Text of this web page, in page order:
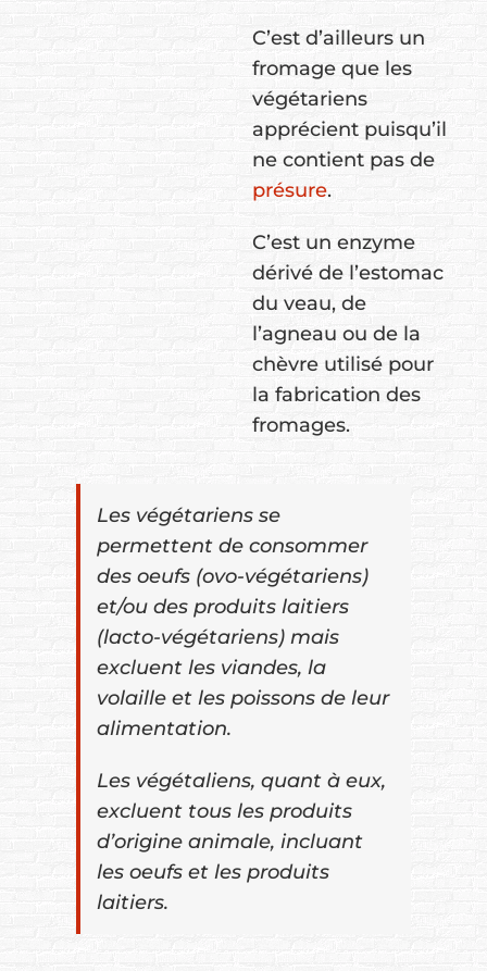
C’est d’ailleurs un
fromage que les
végétariens
apprécient puisqu’il
ne contient pas de
présure.
C’est un enzyme
dérivé de l’estomac
du veau, de
l’agneau ou de la
chèvre utilisé pour
la fabrication des
fromages.
Les végétariens se
permettent de consommer
des oeufs (ovo-végétariens)
et/ou des produits laitiers
(lacto-végétariens) mais
excluent les viandes, la
volaille et les poissons de leur
alimentation.
Les végétaliens, quant à eux,
excluent tous les produits
d’origine animale, incluant
les oeufs et les produits
laitiers.